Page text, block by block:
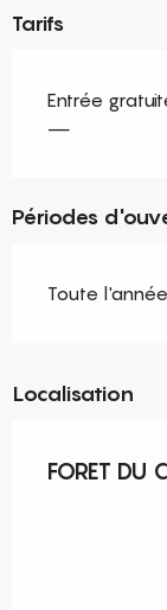
Tarifs
Entrée
—
Périodes
Toute
Localisation
FORET DU